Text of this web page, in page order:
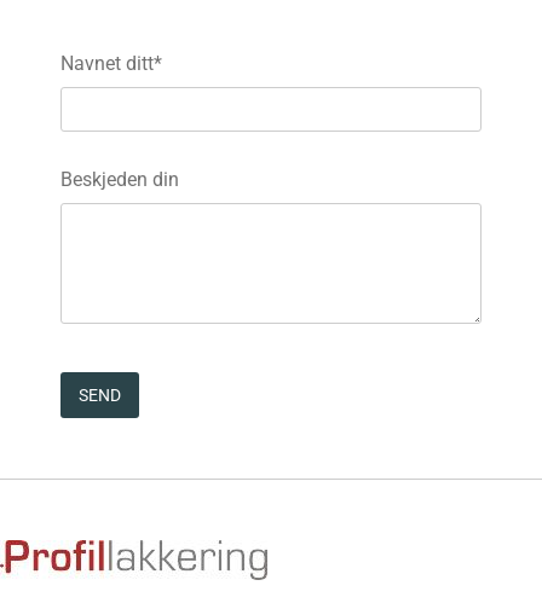
Navnet ditt*
Beskjeden din